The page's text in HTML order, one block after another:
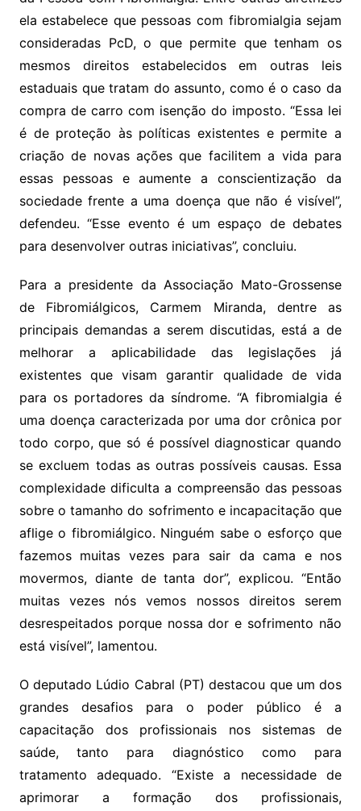
ela estabelece que pessoas com fibromialgia sejam
consideradas PcD, o que permite que tenham os
mesmos direitos estabelecidos em outras leis
estaduais que tratam do assunto, como é o caso da
compra de carro com isenção do imposto. “Essa lei
é de proteção às políticas existentes e permite a
criação de novas ações que facilitem a vida para
essas pessoas e aumente a conscientização da
sociedade frente a uma doença que não é visível”,
defendeu. “Esse evento é um espaço de debates
para desenvolver outras iniciativas”, concluiu.
Para a presidente da Associação Mato-Grossense
de Fibromiálgicos, Carmem Miranda, dentre as
principais demandas a serem discutidas, está a de
melhorar a aplicabilidade das legislações já
existentes que visam garantir qualidade de vida
para os portadores da síndrome. “A fibromialgia é
uma doença caracterizada por uma dor crônica por
todo corpo, que só é possível diagnosticar quando
se excluem todas as outras possíveis causas. Essa
complexidade dificulta a compreensão das pessoas
sobre o tamanho do sofrimento e incapacitação que
aflige o fibromiálgico. Ninguém sabe o esforço que
fazemos muitas vezes para sair da cama e nos
movermos, diante de tanta dor”, explicou. “Então
muitas vezes nós vemos nossos direitos serem
desrespeitados porque nossa dor e sofrimento não
está visível”, lamentou.
O deputado Lúdio Cabral (PT) destacou que um dos
grandes desafios para o poder público é a
capacitação dos profissionais nos sistemas de
saúde, tanto para diagnóstico como para
tratamento adequado. “Existe a necessidade de
aprimorar a formação dos profissionais,